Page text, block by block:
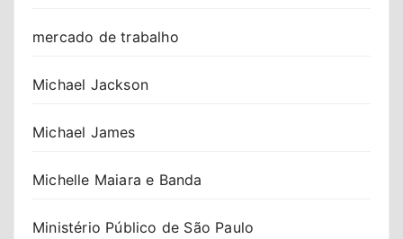
mercado de trabalho
Michael Jackson
Michael James
Michelle Maiara e Banda
Ministério Público de São Paulo